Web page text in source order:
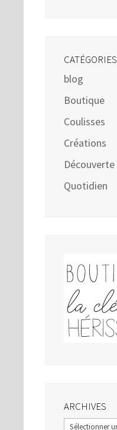
CATÉGORIES
blog
Boutique
Coulisses
Créations
Découverte
Quotidien
ARCHIVES
Archives